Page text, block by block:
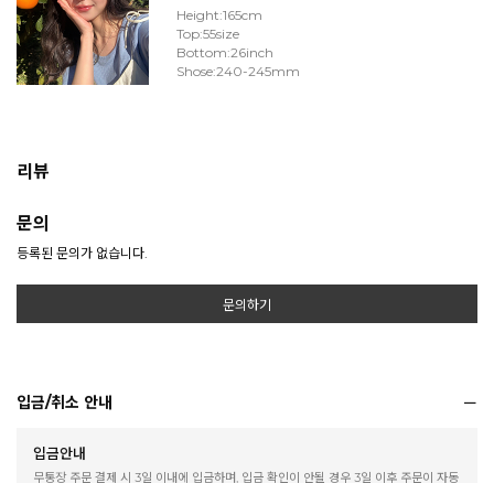
Height:165cm
Top:55size
Bottom:26inch
Shose:240-245mm
리뷰
문의
등록된 문의가 없습니다.
문의하기
입금/취소 안내
입금안내
무통장 주문 결제 시 3일 이내에 입금하며, 입금 확인이 안될 경우 3일 이후 주문이 자동